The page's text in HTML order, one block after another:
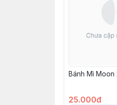
Bánh Mì Moon
25.000đ